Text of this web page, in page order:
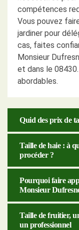
compétences
Vous pouvez
jardiner pour
cas, faites
Monsieur
et dans le
abordables.
Quid des prix de
Taille de haie : à
procéder ?
Pourquoi faire
Monsieur
Taille de fruitier,
un professionnel